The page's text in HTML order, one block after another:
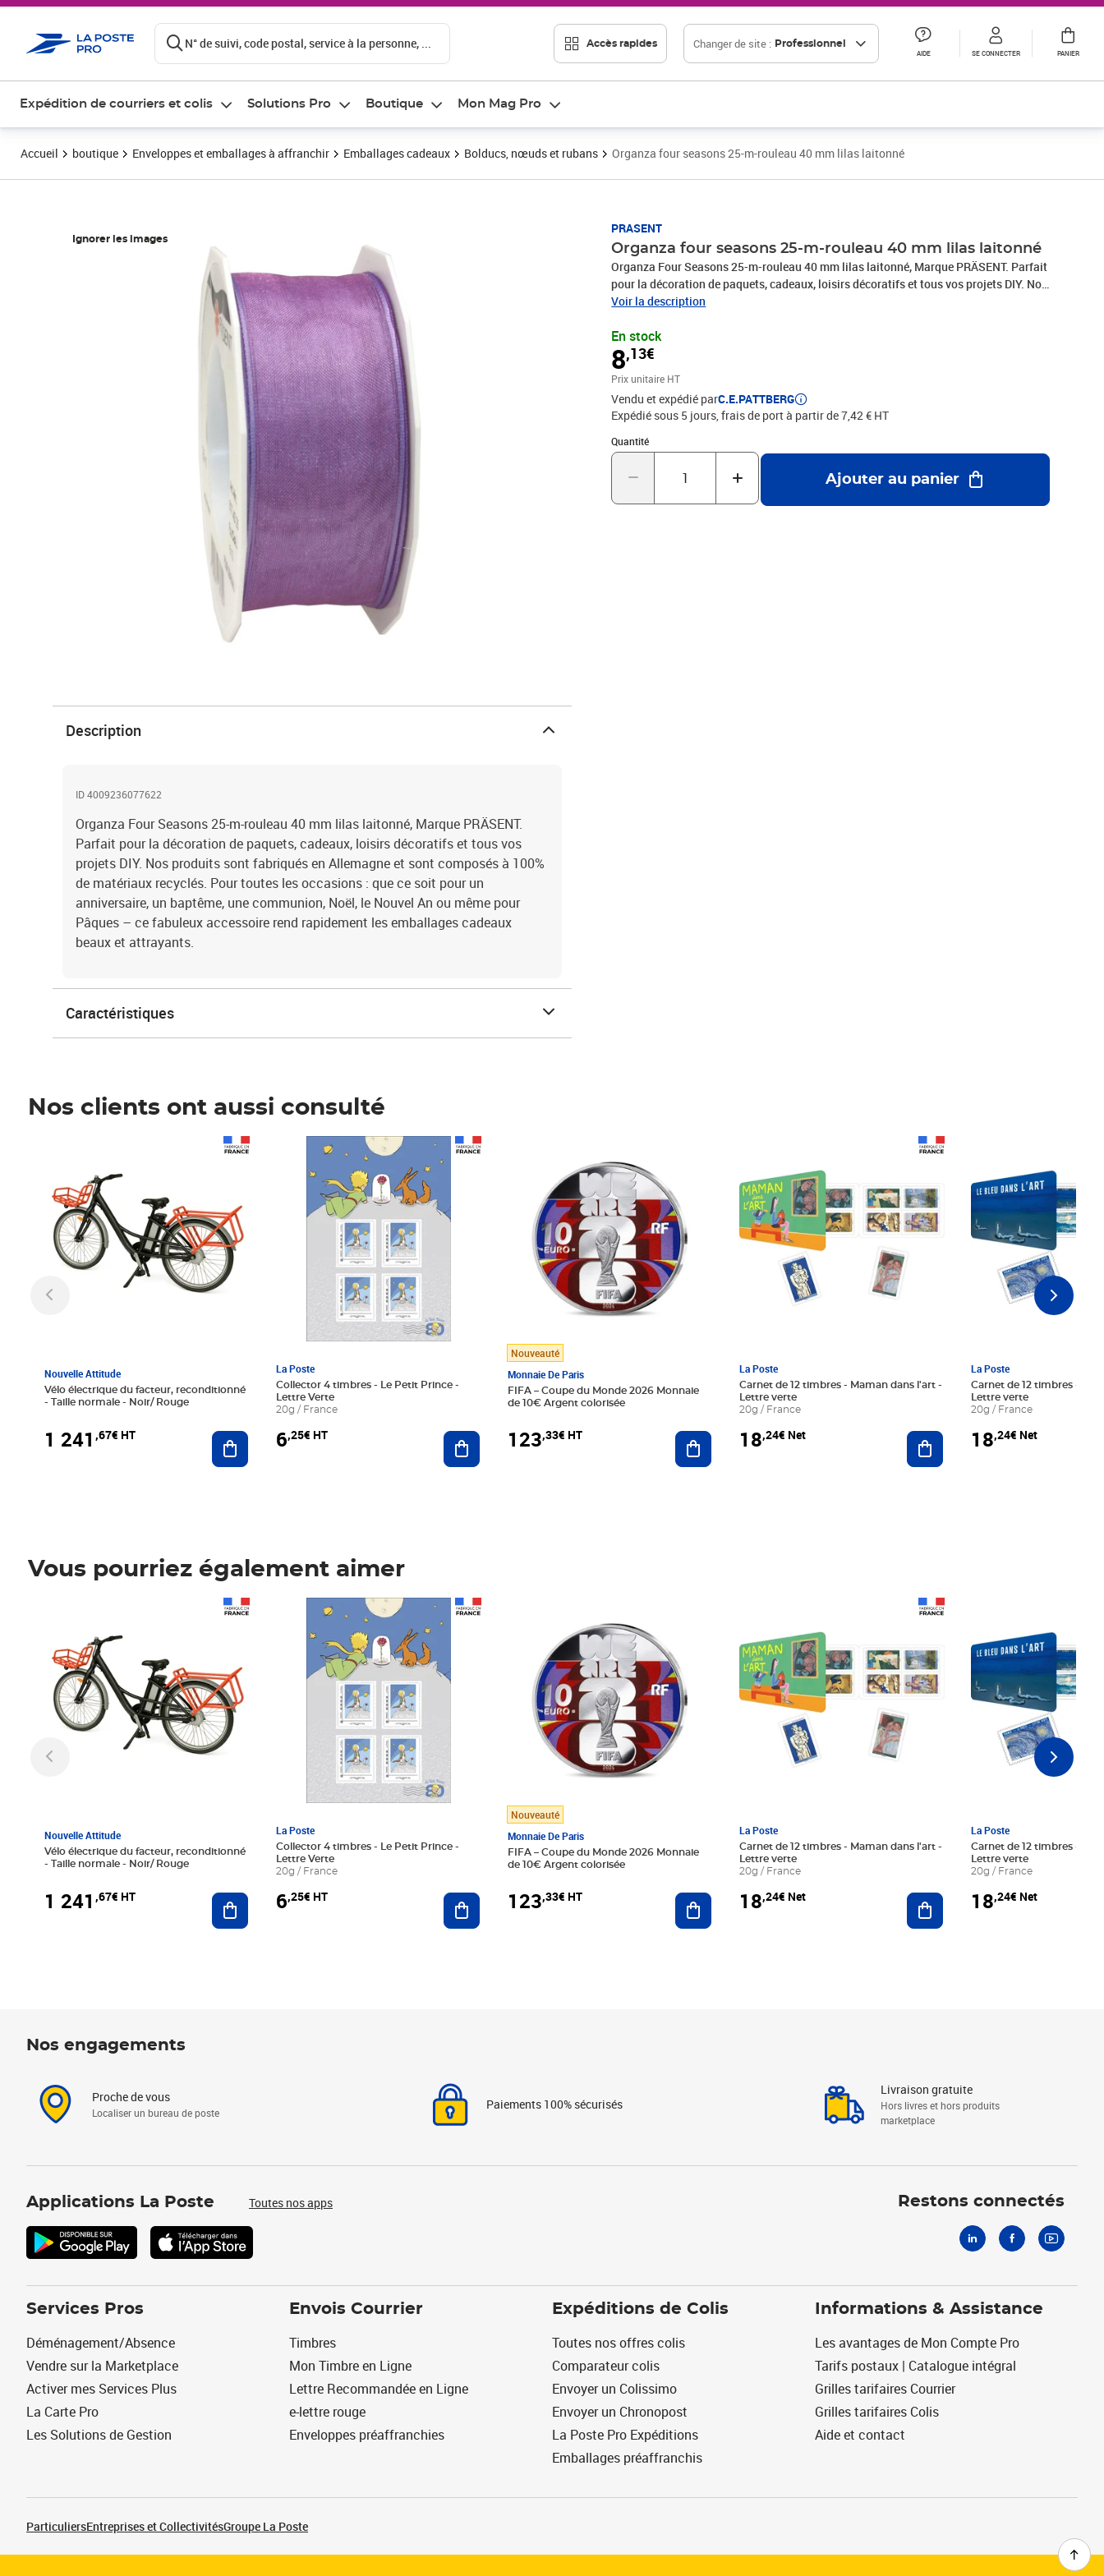
N° de suivi, code postal, service à la personne, ... Accès rapides Changer de site : Professionnel
AIDE SE CONNECTER PANIER
Expédition de courriers et colis Solutions Pro Boutique Mon Mag Pro
Accueil boutique Enveloppes et emballages à affranchir Emballages cadeaux Bolducs, nœuds et rubans Organza four seasons 25-m-rouleau 40 mm lilas laitonné
Ignorer les images
PRASENT
Organza four seasons 25-m-rouleau 40 mm lilas laitonné
Organza Four Seasons 25-m-rouleau 40 mm lilas laitonné, Marque PRÄSENT. Parfait
pour la décoration de paquets, cadeaux, loisirs décoratifs et tous vos projets DIY. Nos
produits sont fabriqués en Allemagne et sont composés à 100% de matériaux
une communion, Noël, le Nouvel An ou même pour Pâques – ce fabuleux accessoire
rend rapidement les emballages cadeaux beaux et attrayants.
Voir la description
En stock
8,13€
Prix 8,13€
Prix unitaire HT
Vendu et expédié parC.E.PATTBERG
Expédié sous 5 jours, frais de port à partir de 7,42 € HT
Quantité
Quantité : 1
Ajouter au panier
Description
ID 4009236077622
Organza Four Seasons 25-m-rouleau 40 mm lilas laitonné, Marque PRÄSENT.
Parfait pour la décoration de paquets, cadeaux, loisirs décoratifs et tous vos
projets DIY. Nos produits sont fabriqués en Allemagne et sont composés à 100%
de matériaux recyclés. Pour toutes les occasions : que ce soit pour un
anniversaire, un baptême, une communion, Noël, le Nouvel An ou même pour
Pâques – ce fabuleux accessoire rend rapidement les emballages cadeaux
beaux et attrayants.
Caractéristiques
Nos clients ont aussi consulté
Nouvelle Attitude
Vélo électrique du facteur, reconditionné
- Taille normale - Noir/ Rouge
1 241 ,67€ HT Ajouter au panier
La Poste
Collector 4 timbres - Le Petit Prince -
Lettre Verte
20g / France
6,25€ HT
Prix 6,25€ HT
Ajouter au panier
Nouveauté
Monnaie De Paris
FIFA – Coupe du Monde 2026 Monnaie
de 10€ Argent colorisée
123,33€ HT Ajouter au panier
La Poste
Carnet de 12 timbres - Maman dans l'art -
Lettre verte
20g / France
18,24€ Net Ajouter au panier
La Poste
Carnet de 12 timbres - Le
Lettre verte
20g / France
18,24€ Net
Vous pourriez également aimer
Nouvelle Attitude
Vélo électrique du facteur, reconditionné
- Taille normale - Noir/ Rouge
1 241 ,67€ HT Ajouter au panier
La Poste
Collector 4 timbres - Le Petit Prince -
Lettre Verte
20g / France
6,25€ HT
Prix 6,25€ HT
Ajouter au panier
Nouveauté
Monnaie De Paris
FIFA – Coupe du Monde 2026 Monnaie
de 10€ Argent colorisée
123,33€ HT Ajouter au panier
La Poste
Carnet de 12 timbres - Maman dans l'art -
Lettre verte
20g / France
18,24€ Net Ajouter au panier
La Poste
Carnet de 12 timbres - Le
Lettre verte
20g / France
18,24€ Net
Nos engagements
Proche de vous
Localiser un bureau de poste
Paiements 100% sécurisés
Livraison gratuite
Hors livres et hors produits
marketplace
Applications La Poste Toutes nos apps Restons connectés
Services Pros
Déménagement/Absence
Vendre sur la Marketplace
Activer mes Services Plus
La Carte Pro
Les Solutions de Gestion
Envois Courrier
Timbres
Mon Timbre en Ligne
Lettre Recommandée en Ligne
e-lettre rouge
Enveloppes préaffranchies
Expéditions de Colis
Toutes nos offres colis
Comparateur colis
Envoyer un Colissimo
Envoyer un Chronopost
La Poste Pro Expéditions
Emballages préaffranchis
Informations & Assistance
Les avantages de Mon Compte Pro
Tarifs postaux | Catalogue intégral
Grilles tarifaires Courrier
Grilles tarifaires Colis
Aide et contact
ParticuliersEntreprises et CollectivitésGroupe La Poste